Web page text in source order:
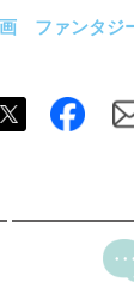
ファンタジ